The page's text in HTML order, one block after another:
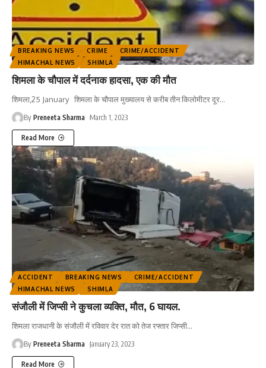
BREAKING NEWS CRIME
CRIME/ACCIDENT
HIMACHAL NEWS
SHIMLA
शिमला के चौपाल में दर्दनाक हादसा, एक की मौत
शिमला,25 January शिमला के चौपाल मुख्यालय से करीब तीन किलोमीटर दूर…
By Preneeta Sharma March 1, 2023
Read More
ACCIDENT BREAKING NEWS
CRIME/ACCIDENT
HIMACHAL NEWS
SHIMLA
संजौली में जिप्सी ने कुचला व्यक्ति, मौत, 6 घायल.
शिमला राजधानी के संजौली में रविवार देर रात को तेज रफ्तार जिप्सी…
By Preneeta Sharma January 23, 2023
Read More